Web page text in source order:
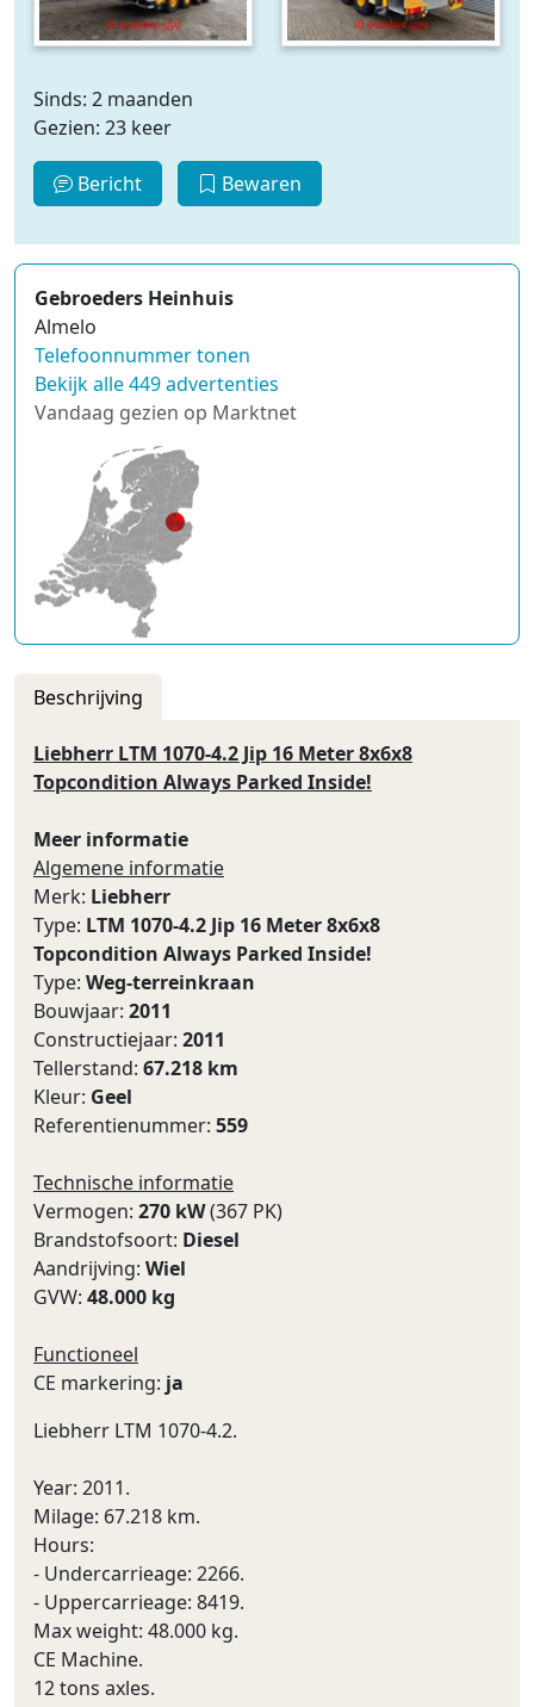
Sinds: 2 maanden
Gezien: 23 keer
Bericht Bewaren
Gebroeders Heinhuis
Almelo
Telefoonnummer tonen
Bekijk alle 449 advertenties
Vandaag gezien op Marktnet
Beschrijving
Liebherr LTM 1070-4.2 Jip 16 Meter 8x6x8
Topcondition Always Parked Inside!
Meer informatie
Algemene informatie
Merk: Liebherr
Type: LTM 1070-4.2 Jip 16 Meter 8x6x8
Topcondition Always Parked Inside!
Type: Weg-terreinkraan
Bouwjaar: 2011
Constructiejaar: 2011
Tellerstand: 67.218 km
Kleur: Geel
Referentienummer: 559
Technische informatie
Vermogen: 270 kW(367 PK)
Brandstofsoort: Diesel
Aandrijving: Wiel
GVW: 48.000 kg
Functioneel
CE markering: ja
Liebherr LTM 1070-4.2.
Year: 2011.
Milage: 67.218 km.
Hours:
- Undercarrieage: 2266.
- Uppercarrieage: 8419.
Max weight: 48.000 kg.
CE Machine.
12 tons axles.